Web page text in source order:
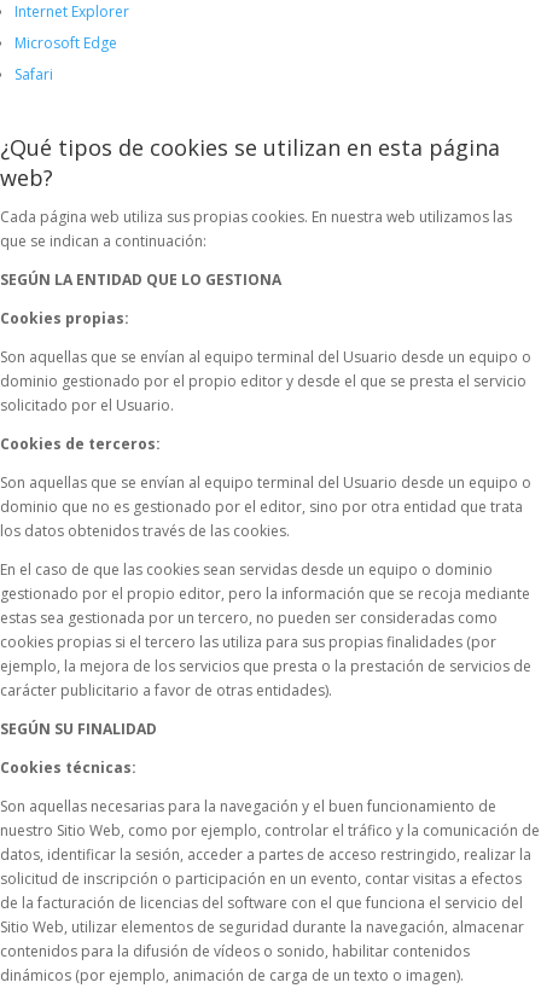
Internet Explorer
Microsoft Edge
Safari
¿Qué tipos de cookies se utilizan en esta página
web?
Cada página web utiliza sus propias cookies. En nuestra web utilizamos las
que se indican a continuación:
SEGÚN LA ENTIDAD QUE LO GESTIONA
Cookies propias:
Son aquellas que se envían al equipo terminal del Usuario desde un equipo o
dominio gestionado por el propio editor y desde el que se presta el servicio
solicitado por el Usuario.
Cookies de terceros:
Son aquellas que se envían al equipo terminal del Usuario desde un equipo o
dominio que no es gestionado por el editor, sino por otra entidad que trata
los datos obtenidos través de las cookies.
En el caso de que las cookies sean servidas desde un equipo o dominio
gestionado por el propio editor, pero la información que se recoja mediante
estas sea gestionada por un tercero, no pueden ser consideradas como
cookies propias si el tercero las utiliza para sus propias finalidades (por
ejemplo, la mejora de los servicios que presta o la prestación de servicios de
carácter publicitario a favor de otras entidades).
SEGÚN SU FINALIDAD
Cookies técnicas:
Son aquellas necesarias para la navegación y el buen funcionamiento de
nuestro Sitio Web, como por ejemplo, controlar el tráfico y la comunicación de
datos, identificar la sesión, acceder a partes de acceso restringido, realizar la
solicitud de inscripción o participación en un evento, contar visitas a efectos
de la facturación de licencias del software con el que funciona el servicio del
Sitio Web, utilizar elementos de seguridad durante la navegación, almacenar
contenidos para la difusión de vídeos o sonido, habilitar contenidos
dinámicos (por ejemplo, animación de carga de un texto o imagen).